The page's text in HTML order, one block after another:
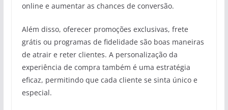
online e aumentar as chances de conversão.
Além disso, oferecer promoções exclusivas, frete
grátis ou programas de fidelidade são boas maneiras
de atrair e reter clientes. A personalização da
experiência de compra também é uma estratégia
eficaz, permitindo que cada cliente se sinta único e
especial.